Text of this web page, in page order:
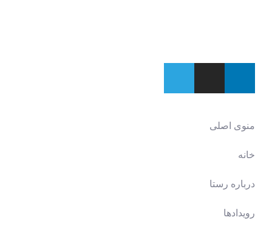
منوی اصلی
خانه
درباره رستا
رویدادها